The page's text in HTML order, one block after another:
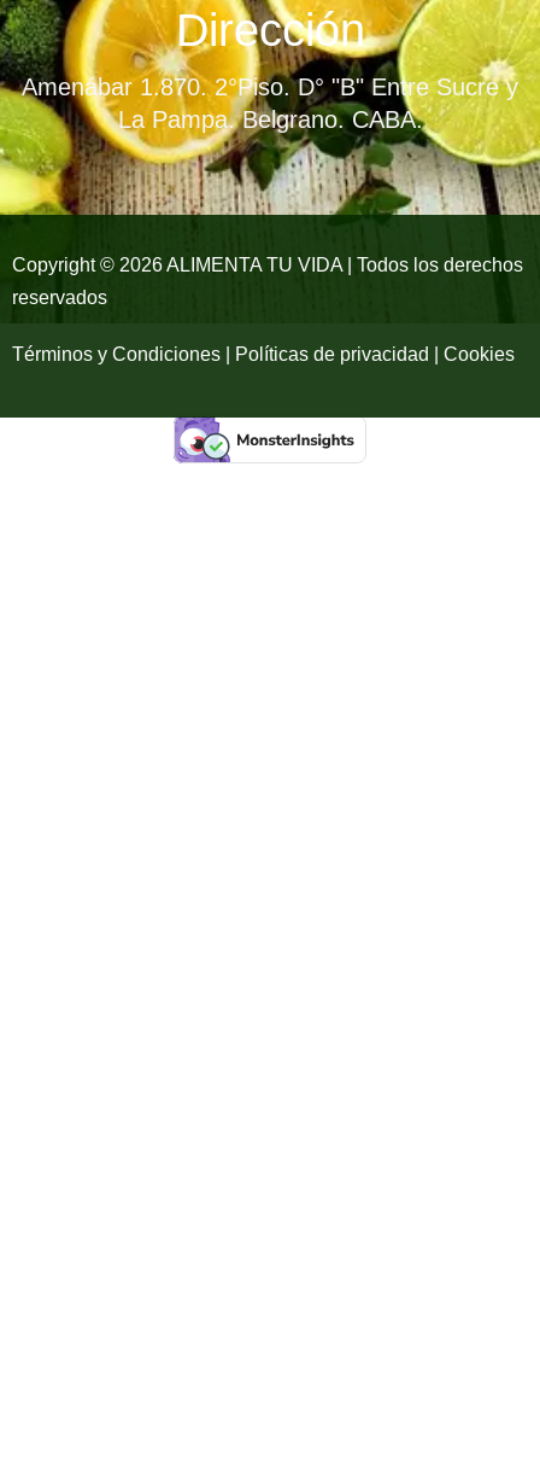
e
b
o
o
k
-
t
a
g
r
a
m
t
u
b
e
Dirección
Amenábar 1.870. 2°Piso. D° "B" Entre Sucre y
La Pampa. Belgrano. CABA.
Copyright © 2026 ALIMENTA TU VIDA | Todos los derechos
reservados
Términos y Condiciones | Políticas de privacidad | Cookies